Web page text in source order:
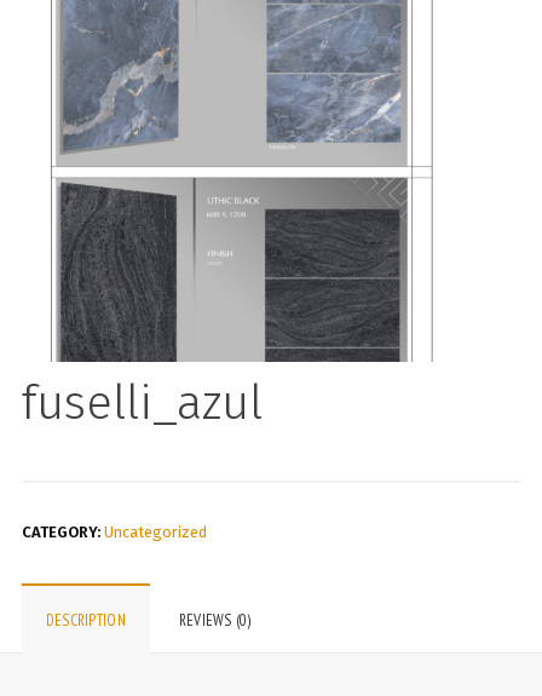
fuselli_azul
CATEGORY: Uncategorized
DESCRIPTION REVIEWS (0)